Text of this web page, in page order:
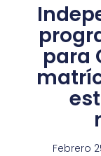
para
Febrero